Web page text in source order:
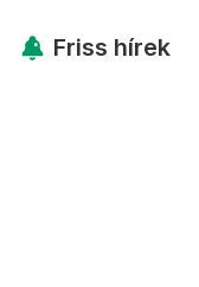
Friss hírek